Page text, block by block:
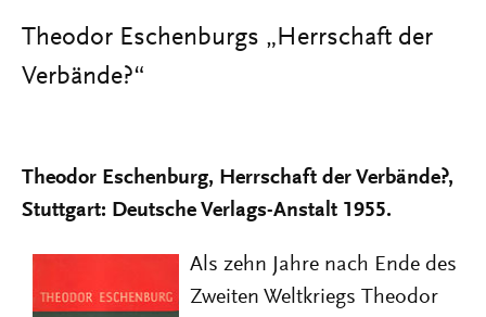
Theodor Eschenburgs „Herrschaft der
Verbände?“
Theodor Eschenburg, Herrschaft der Verbände?,
Stuttgart: Deutsche Verlags-Anstalt 1955.
Als zehn Jahre nach Ende des
Zweiten Weltkriegs Theodor